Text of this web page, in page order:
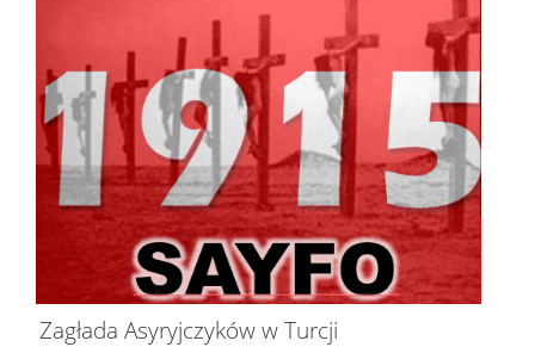
Zagłada Asyryjczyków w Turcji